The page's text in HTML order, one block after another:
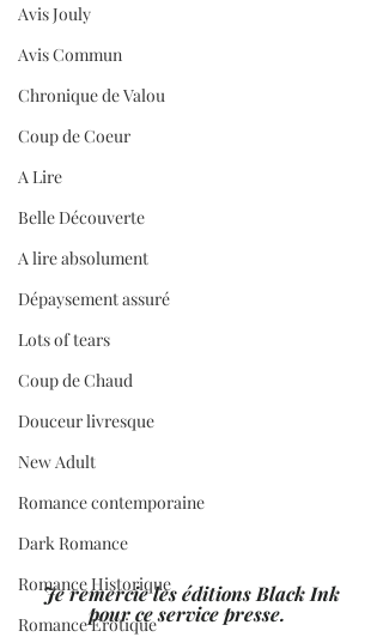
Avis Jouly
Avis Commun
Chronique de Valou
Coup de Coeur
A Lire
Belle Découverte
A lire absolument
Dépaysement assuré
Lots of tears
Coup de Chaud
Douceur livresque
New Adult
Romance contemporaine
Dark Romance
Romance Historique
Romance Erotique
Je remercie les éditions Black Ink
pour ce service presse.